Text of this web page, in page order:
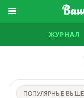
ЖУРНАЛ
ПОПУЛЯРНЫЕ ВЫШЕ